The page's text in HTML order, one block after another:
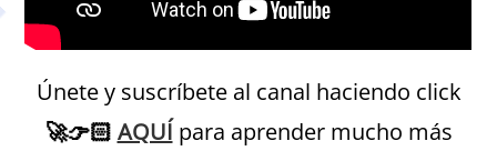
Únete y suscríbete al canal haciendo click
🚀👉🏻 AQUÍ para aprender mucho más